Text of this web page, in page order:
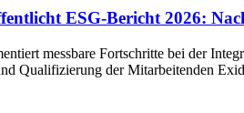
ESG-Bericht 2026:
messbare Fortschritte bei der
Qualifizierung der Mitarbeitenden